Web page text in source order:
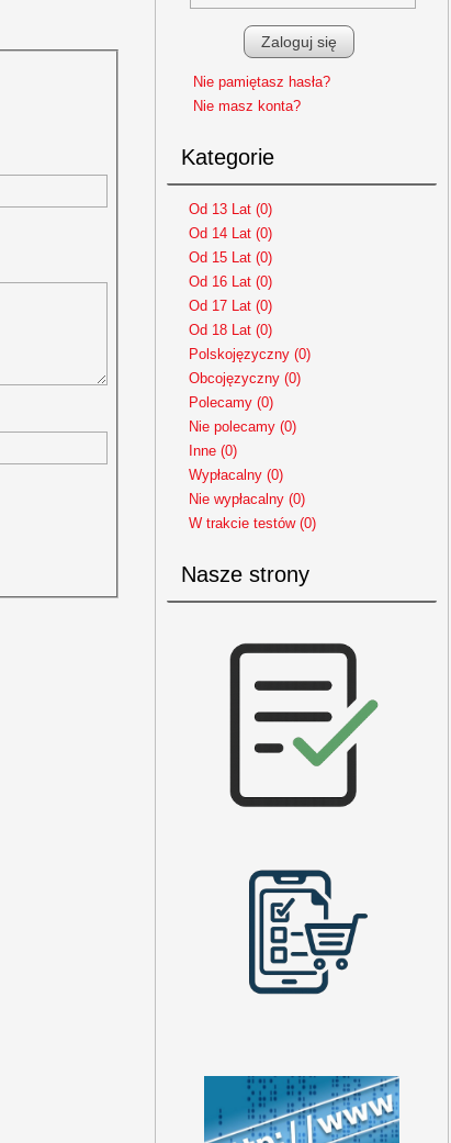
Nie pamiętasz hasła?
Nie masz konta?
Kategorie
Od 13 Lat (0)
Od 14 Lat (0)
Od 15 Lat (0)
Od 16 Lat (0)
Od 17 Lat (0)
Od 18 Lat (0)
Polskojęzyczny (0)
Obcojęzyczny (0)
Polecamy (0)
Nie polecamy (0)
Inne (0)
Wypłacalny (0)
Nie wypłacalny (0)
W trakcie testów (0)
Nasze strony